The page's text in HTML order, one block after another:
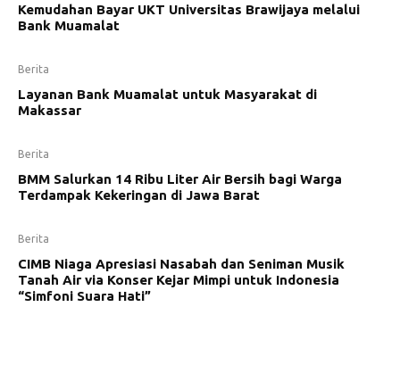
Kemudahan Bayar UKT Universitas Brawijaya melalui
Bank Muamalat
Berita
Layanan Bank Muamalat untuk Masyarakat di
Makassar
Berita
BMM Salurkan 14 Ribu Liter Air Bersih bagi Warga
Terdampak Kekeringan di Jawa Barat
Berita
CIMB Niaga Apresiasi Nasabah dan Seniman Musik
Tanah Air via Konser Kejar Mimpi untuk Indonesia
“Simfoni Suara Hati”